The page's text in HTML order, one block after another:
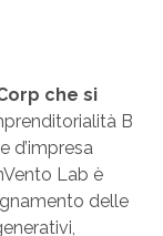
che si
B
d’impresa
Lab è
delle